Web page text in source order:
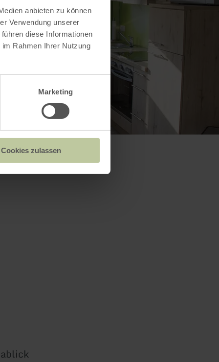
anbieten zu können
Verwendung unserer
diese Informationen
Rahmen Ihrer Nutzung
Marketing
Cookies zulassen